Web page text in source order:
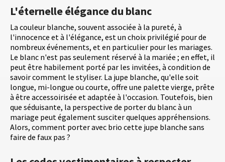
L'éternelle élégance du blanc
La couleur blanche, souvent associée à la pureté, à
l'innocence et à l'élégance, est un choix privilégié pour de
nombreux événements, et en particulier pour les mariages.
Le blanc n'est pas seulement réservé à la mariée ; en effet, il
peut être habilement porté par les invitées, à condition de
savoir comment le styliser. La jupe blanche, qu'elle soit
longue, mi-longue ou courte, offre une palette vierge, prête
à être accessoirisée et adaptée à l'occasion. Toutefois, bien
que séduisante, la perspective de porter du blanc à un
mariage peut également susciter quelques appréhensions.
Alors, comment porter avec brio cette jupe blanche sans
faire de faux pas ?